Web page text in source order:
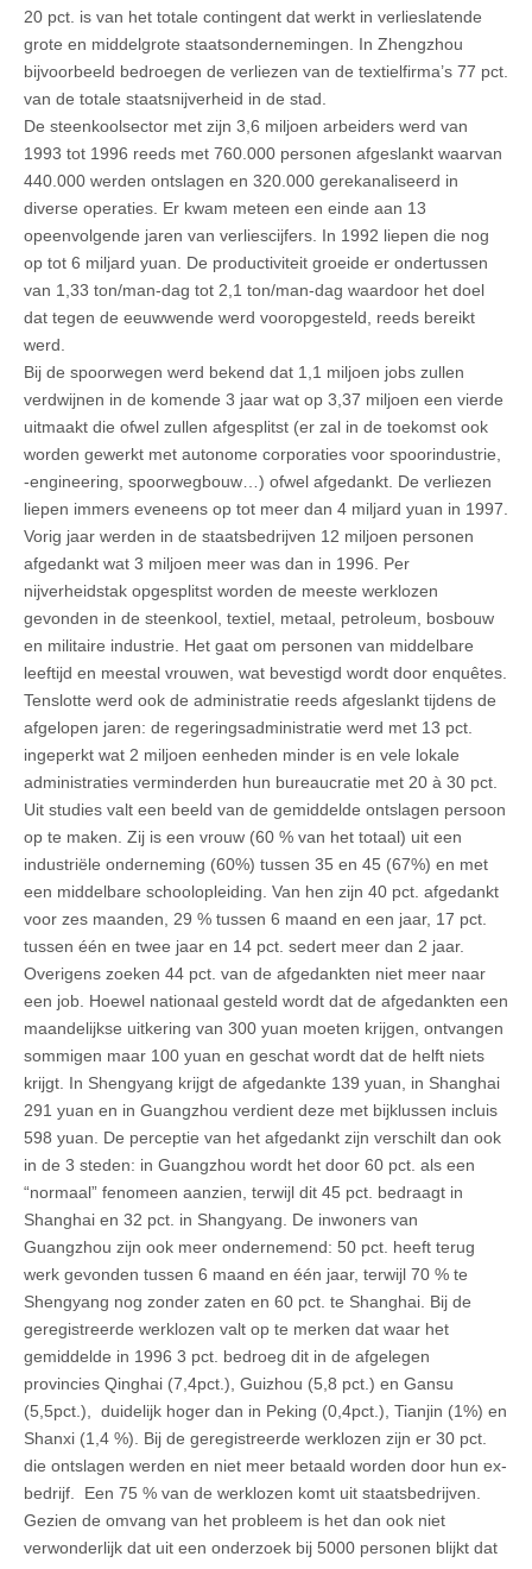
20 pct. is van het totale contingent dat werkt in verlieslatende
grote en middelgrote staatsondernemingen. In Zhengzhou
bijvoorbeeld bedroegen de verliezen van de textielfirma’s 77 pct.
van de totale staatsnijverheid in de stad.
De steenkoolsector met zijn 3,6 miljoen arbeiders werd van
1993 tot 1996 reeds met 760.000 personen afgeslankt waarvan
440.000 werden ontslagen en 320.000 gerekanaliseerd in
diverse operaties. Er kwam meteen een einde aan 13
opeenvolgende jaren van verliescijfers. In 1992 liepen die nog
op tot 6 miljard yuan. De productiviteit groeide er ondertussen
van 1,33 ton/man-dag tot 2,1 ton/man-dag waardoor het doel
dat tegen de eeuwwende werd vooropgesteld, reeds bereikt
werd.
Bij de spoorwegen werd bekend dat 1,1 miljoen jobs zullen
verdwijnen in de komende 3 jaar wat op 3,37 miljoen een vierde
uitmaakt die ofwel zullen afgesplitst (er zal in de toekomst ook
worden gewerkt met autonome corporaties voor spoorindustrie,
-engineering, spoorwegbouw…) ofwel afgedankt. De verliezen
liepen immers eveneens op tot meer dan 4 miljard yuan in 1997.
Vorig jaar werden in de staatsbedrijven 12 miljoen personen
afgedankt wat 3 miljoen meer was dan in 1996. Per
nijverheidstak opgesplitst worden de meeste werklozen
gevonden in de steenkool, textiel, metaal, petroleum, bosbouw
en militaire industrie. Het gaat om personen van middelbare
leeftijd en meestal vrouwen, wat bevestigd wordt door enquêtes.
Tenslotte werd ook de administratie reeds afgeslankt tijdens de
afgelopen jaren: de regeringsadministratie werd met 13 pct.
ingeperkt wat 2 miljoen eenheden minder is en vele lokale
administraties verminderden hun bureaucratie met 20 à 30 pct.
Uit studies valt een beeld van de gemiddelde ontslagen persoon
op te maken. Zij is een vrouw (60 % van het totaal) uit een
industriële onderneming (60%) tussen 35 en 45 (67%) en met
een middelbare schoolopleiding. Van hen zijn 40 pct. afgedankt
voor zes maanden, 29 % tussen 6 maand en een jaar, 17 pct.
tussen één en twee jaar en 14 pct. sedert meer dan 2 jaar.
Overigens zoeken 44 pct. van de afgedankten niet meer naar
een job. Hoewel nationaal gesteld wordt dat de afgedankten een
maandelijkse uitkering van 300 yuan moeten krijgen, ontvangen
sommigen maar 100 yuan en geschat wordt dat de helft niets
krijgt. In Shengyang krijgt de afgedankte 139 yuan, in Shanghai
291 yuan en in Guangzhou verdient deze met bijklussen incluis
598 yuan. De perceptie van het afgedankt zijn verschilt dan ook
in de 3 steden: in Guangzhou wordt het door 60 pct. als een
“normaal” fenomeen aanzien, terwijl dit 45 pct. bedraagt in
Shanghai en 32 pct. in Shangyang. De inwoners van
Guangzhou zijn ook meer ondernemend: 50 pct. heeft terug
werk gevonden tussen 6 maand en één jaar, terwijl 70 % te
Shengyang nog zonder zaten en 60 pct. te Shanghai. Bij de
geregistreerde werklozen valt op te merken dat waar het
gemiddelde in 1996 3 pct. bedroeg dit in de afgelegen
provincies Qinghai (7,4pct.), Guizhou (5,8 pct.) en Gansu
(5,5pct.), duidelijk hoger dan in Peking (0,4pct.), Tianjin (1%) en
Shanxi (1,4 %). Bij de geregistreerde werklozen zijn er 30 pct.
die ontslagen werden en niet meer betaald worden door hun ex-
bedrijf. Een 75 % van de werklozen komt uit staatsbedrijven.
Gezien de omvang van het probleem is het dan ook niet
verwonderlijk dat uit een onderzoek bij 5000 personen blijkt dat